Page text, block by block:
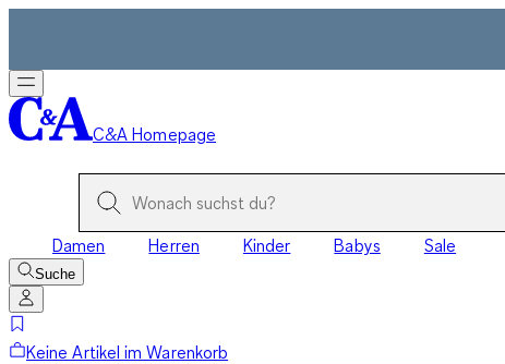
C&A Homepage
Damen Herren Kinder Babys Sale
Suche
Keine Artikel im Warenkorb